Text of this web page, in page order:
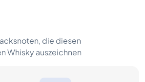
die diesen
Whisky auszeichnen